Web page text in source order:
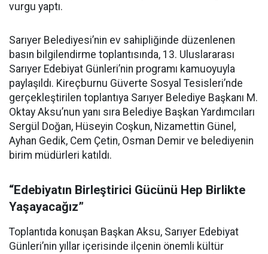
vurgu yaptı.
Sarıyer Belediyesi’nin ev sahipliğinde düzenlenen
basın bilgilendirme toplantısında, 13. Uluslararası
Sarıyer Edebiyat Günleri’nin programı kamuoyuyla
paylaşıldı. Kireçburnu Güverte Sosyal Tesisleri’nde
gerçekleştirilen toplantıya Sarıyer Belediye Başkanı M.
Oktay Aksu’nun yanı sıra Belediye Başkan Yardımcıları
Sergül Doğan, Hüseyin Coşkun, Nizamettin Günel,
Ayhan Gedik, Cem Çetin, Osman Demir ve belediyenin
birim müdürleri katıldı.
“Edebiyatın Birleştirici Gücünü Hep Birlikte
Yaşayacağız”
Toplantıda konuşan Başkan Aksu, Sarıyer Edebiyat
Günleri’nin yıllar içerisinde ilçenin önemli kültür